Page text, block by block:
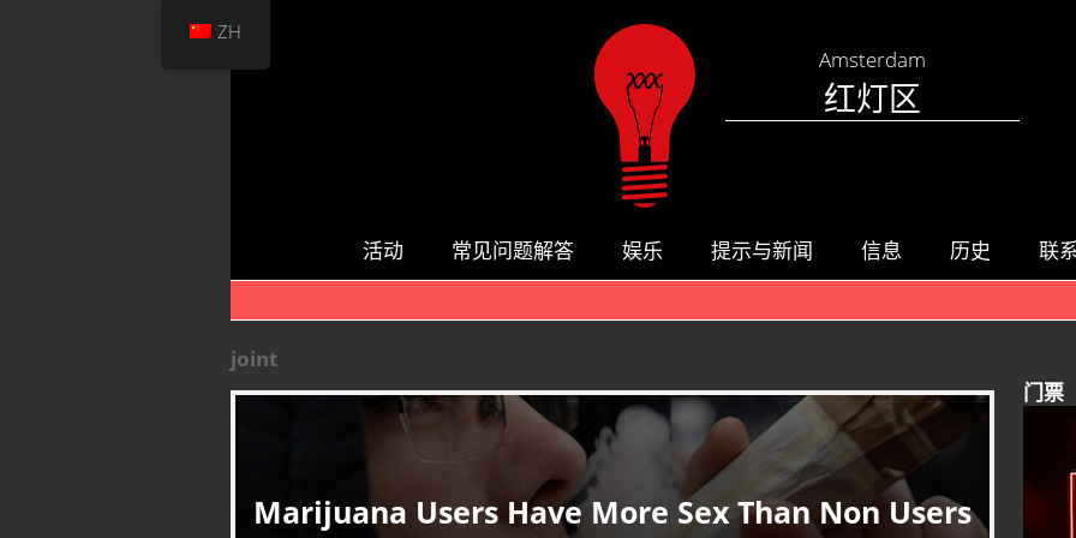
Amsterdam
红灯区
活动 常见问题解答 娱乐 提示与新闻 信息 历史 联
joint
Marijuana Users Have More Sex Than Non Users
门票
ZH